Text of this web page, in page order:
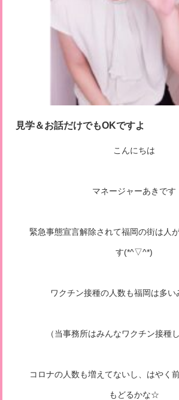
見学＆お話だけでもOKですよ
こんにちは
マネージャーあきです
緊急事態宣言解除されて福岡の街は人
す(*^▽^*)
ワクチン接種の人数も福岡は多い
（当事務所はみんなワクチン接種
コロナの人数も増えてないし、はやく
もどるかな☆